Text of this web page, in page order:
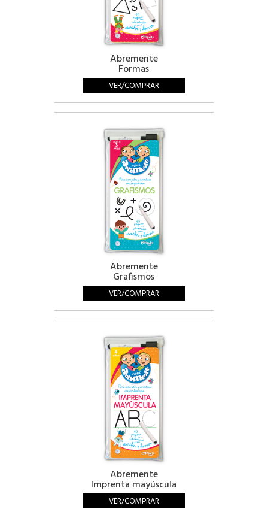
Abremente
Formas
VER/COMPRAR
Abremente
Grafismos
VER/COMPRAR
Abremente
Imprenta mayúscula
VER/COMPRAR